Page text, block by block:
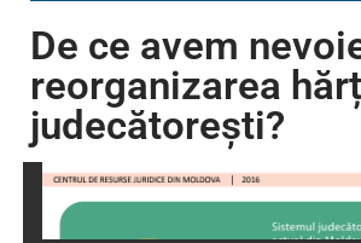
De ce avem
reorganizarea
judecătorești?